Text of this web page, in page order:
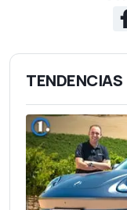
TENDENCIAS